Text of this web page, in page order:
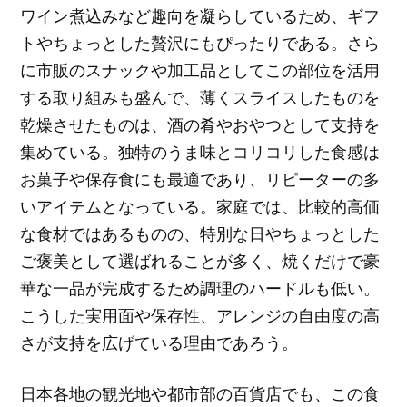
ワイン煮込みなど趣向を凝らしているため、ギフ
トやちょっとした贅沢にもぴったりである。さら
に市販のスナックや加工品としてこの部位を活用
する取り組みも盛んで、薄くスライスしたものを
乾燥させたものは、酒の肴やおやつとして支持を
集めている。独特のうま味とコリコリした食感は
お菓子や保存食にも最適であり、リピーターの多
いアイテムとなっている。家庭では、比較的高価
な食材ではあるものの、特別な日やちょっとした
ご褒美として選ばれることが多く、焼くだけで豪
華な一品が完成するため調理のハードルも低い。
こうした実用面や保存性、アレンジの自由度の高
さが支持を広げている理由であろう。
日本各地の観光地や都市部の百貨店でも、この食